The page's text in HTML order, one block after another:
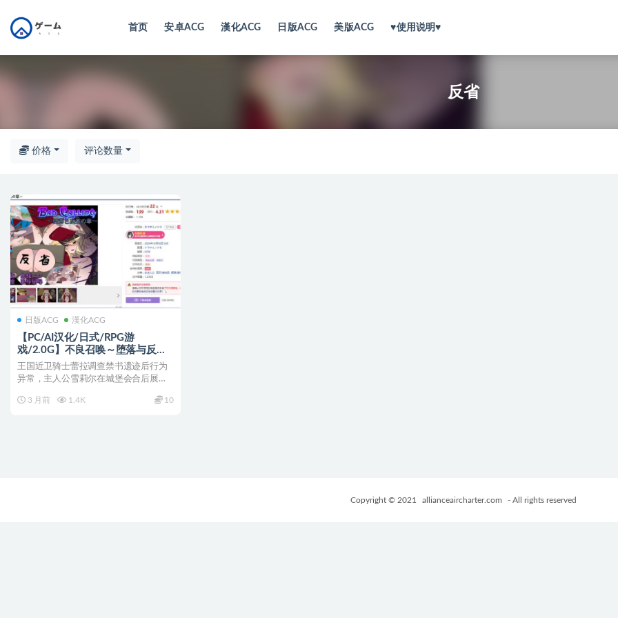
首页 安卓ACG 漢化ACG 日版ACG 美版ACG ♥使用说明♥
反省
价格 评论数量
日版ACG 漢化ACG
【PC/AI汉化/日式/RPG游
戏/2.0G】不良召唤～堕落与反省
之章 （Bad Calling～堕落と反省の
章）AI汉化版+日式RPG游戏+2.0G
王国近卫骑士蕾拉调查禁书遗迹后行为
异常，主人公雪莉尔在城堡会合后展开
3 月前
1.4K 10
Copyright © 2021 allianceaircharter.com - All rights reserved